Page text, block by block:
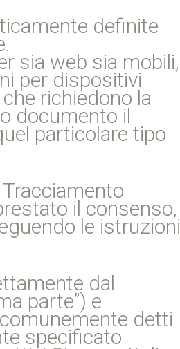
definite
sia web sia mobili,
per dispositivi
richiedono la
documento il
particolare tipo
il consenso,
le istruzioni
dal
parte”) e
detti
specificato